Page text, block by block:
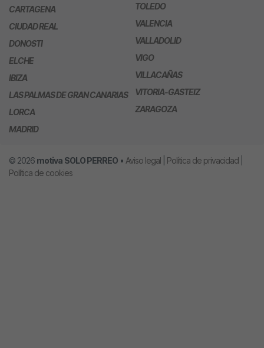
CARTAGENA
CIUDAD REAL
DONOSTI
ELCHE
IBIZA
LAS PALMAS DE GRAN CANARIAS
LORCA
MADRID
TOLEDO
VALENCIA
VALLADOLID
VIGO
VILLACAÑAS
VITORIA-GASTEIZ
ZARAGOZA
© 2026 motiva SOLO PERREO • Aviso legal Política de privacidad
Política de cookies